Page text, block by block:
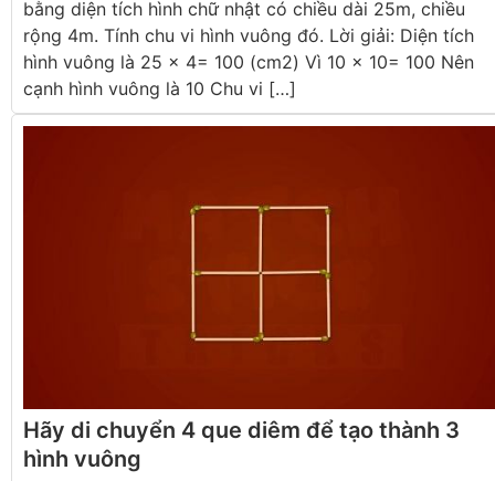
bằng diện tích hình chữ nhật có chiều dài 25m, chiều
rộng 4m. Tính chu vi hình vuông đó. Lời giải: Diện tích
hình vuông là 25 x 4= 100 (cm2) Vì 10 x 10= 100 Nên
cạnh hình vuông là 10 Chu vi […]
Hãy di chuyển 4 que diêm để tạo thành 3
hình vuông